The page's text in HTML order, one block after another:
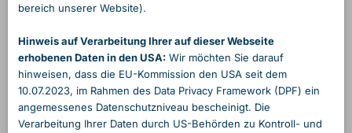
bereich unserer Website).
Hinweis auf Verarbeitung Ihrer auf dieser Webseite
erhobenen Daten in den USA:Wir möchten Sie darauf
hinweisen, dass die EU-Kommission den USA seit dem
10.07.2023, im Rahmen des Data Privacy Framework (DPF) ein
angemessenes Daten­schutzniveau bescheinigt. Die
Verarbeitung Ihrer Daten durch US-Behörden zu Kontroll- und